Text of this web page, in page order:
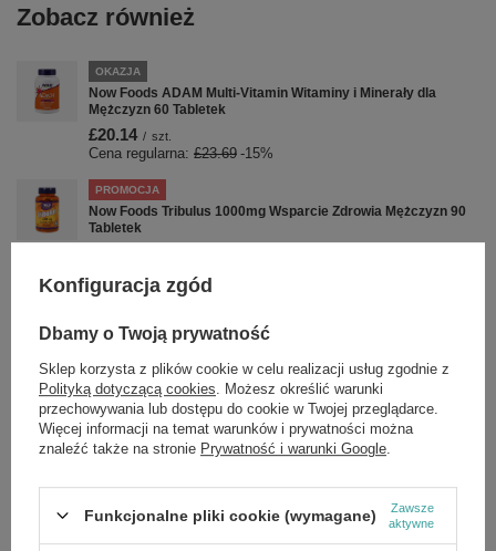
Zobacz również
OKAZJA
Now Foods ADAM Multi-Vitamin Witaminy i Minerały dla
Mężczyzn 60 Tabletek
£20.14 / szt.
Cena regularna: £23.69 -15%
PROMOCJA
Now Foods Tribulus 1000mg Wsparcie Zdrowia Mężczyzn 90
Tabletek
Milk Thistle Extract with Artichoke & Dandelion, 300mg
Double Strength - 100 vcaps
£17.25 / szt.
Cena regularna:£20.29 -15%
PROMOCJA
NOW Foods Super Omega EPA Destylowany Molekularnie
£18.44 / szt.
Cena regularna: £21.69 -15%
PROMOCJA
Konfiguracja zgód
Dbamy o Twoją prywatność
Sklep korzysta z plików cookie w celu realizacji usług zgodnie z
Polityką dotyczącą cookies . Możesz określić warunki
przechowywania lub dostępu do cookie w Twojej przeglądarce.
Więcej informacji na temat warunków i prywatności można
znaleźć także na stronie Prywatność i warunki Google
Funkcjonalne pliki cookie (wymagane)
Zawsze
aktywne